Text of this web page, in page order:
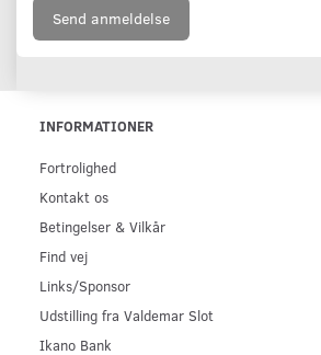
Send anmeldelse
INFORMATIONER
Fortrolighed
Kontakt os
Betingelser & Vilkår
Find vej
Links/Sponsor
Udstilling fra Valdemar Slot
Ikano Bank